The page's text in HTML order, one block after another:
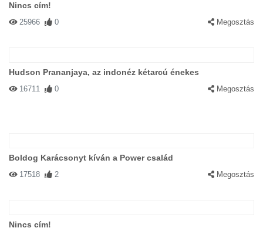
Nincs cím!
25966 0 Megosztás
Hudson Prananjaya, az indonéz kétarcú énekes
16711 0 Megosztás
Boldog Karácsonyt kíván a Power család
17518 2 Megosztás
Nincs cím!